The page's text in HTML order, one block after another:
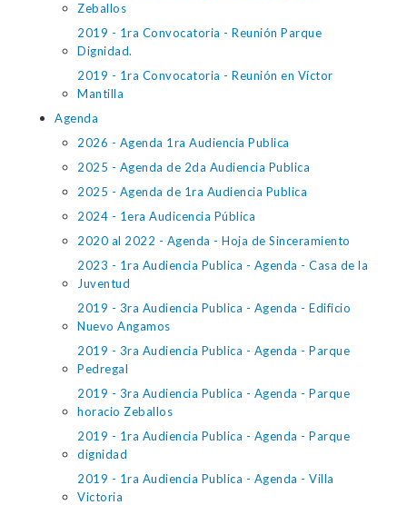
Zeballos
2019 - 1ra Convocatoria - Reunión Parque
Dignidad.
2019 - 1ra Convocatoria - Reunión en Víctor
Mantilla
Agenda
2026 - Agenda 1ra Audiencia Publica
2025 - Agenda de 2da Audiencia Publica
2025 - Agenda de 1ra Audiencia Publica
2024 - 1era Audicencia Pública
2020 al 2022 - Agenda - Hoja de Sinceramiento
2023 - 1ra Audiencia Publica - Agenda - Casa de la
Juventud
2019 - 3ra Audiencia Publica - Agenda - Edificio
Nuevo Angamos
2019 - 3ra Audiencia Publica - Agenda - Parque
Pedregal
2019 - 3ra Audiencia Publica - Agenda - Parque
horacio Zeballos
2019 - 1ra Audiencia Publica - Agenda - Parque
dignidad
2019 - 1ra Audiencia Publica - Agenda - Villa
Victoria